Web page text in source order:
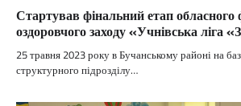
Стартував фінальний етап обласного
оздоровчого заходу «Учнівська ліга
25 травня 2023 року в Бучанському районі на
структурного підрозділу…